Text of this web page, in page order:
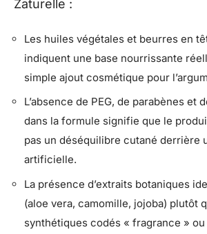
Zaturelle :
Les huiles végétales et beurres en
indiquent une base nourrissante
simple ajout cosmétique pour
L’absence de PEG, de parabènes et
dans la formule signifie que le
pas un déséquilibre cutané derrière
artificielle.
La présence d’extraits botaniques
(aloe vera, camomille, jojoba) plutôt
synthétiques codés « fragrance »